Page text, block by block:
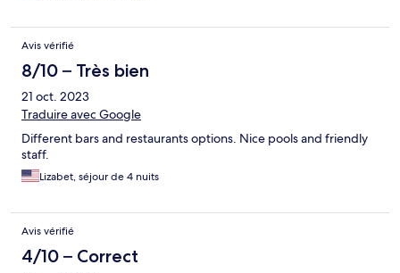
Avis vérifié
8/10 – Très bien
21 oct. 2023
Traduire avec Google
Different bars and restaurants options. Nice pools and friendly
staff.
Lizabet, séjour de 4 nuits
Avis vérifié
4/10 – Correct